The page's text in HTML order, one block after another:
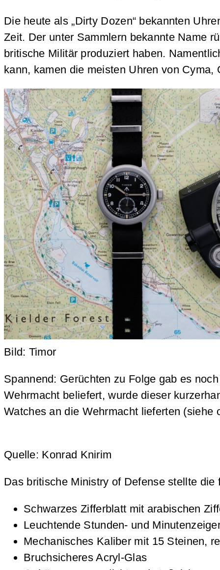
Die heute als „Dirty Dozen“ bekannten
Zeit. Der unter Sammlern bekannte Name
britische Militär produziert haben.
kann, kamen die meisten Uhren von
Bild: Timor
Spannend: Gerüchten zu Folge gab es
Wehrmacht beliefert, wurde dieser
Watches an die Wehrmacht lieferten (siehe
Quelle: Konrad Knirim
Das britische Ministry of Defense stellte die
Schwarzes Zifferblatt mit arabischen
Leuchtende Stunden- und
Mechanisches Kaliber mit 15 Steinen,
Bruchsicheres Acryl-Glas